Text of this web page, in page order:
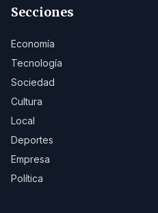
Secciones
Economía
Tecnología
Sociedad
Cultura
Local
Deportes
Empresa
Política